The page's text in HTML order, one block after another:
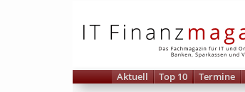
Aktuell Top 10 Termine